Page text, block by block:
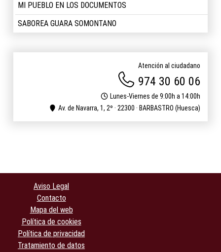
MI PUEBLO EN LOS DOCUMENTOS
SABOREA GUARA SOMONTANO
Atención al ciudadano
974 30 60 06
Lunes-Viernes de 9:00h a 14:00h
Av. de Navarra, 1, 2º · 22300 · BARBASTRO (Huesca)
Aviso Legal
Contacto
Mapa del web
Política de cookies
Política de privacidad
Tratamiento de datos